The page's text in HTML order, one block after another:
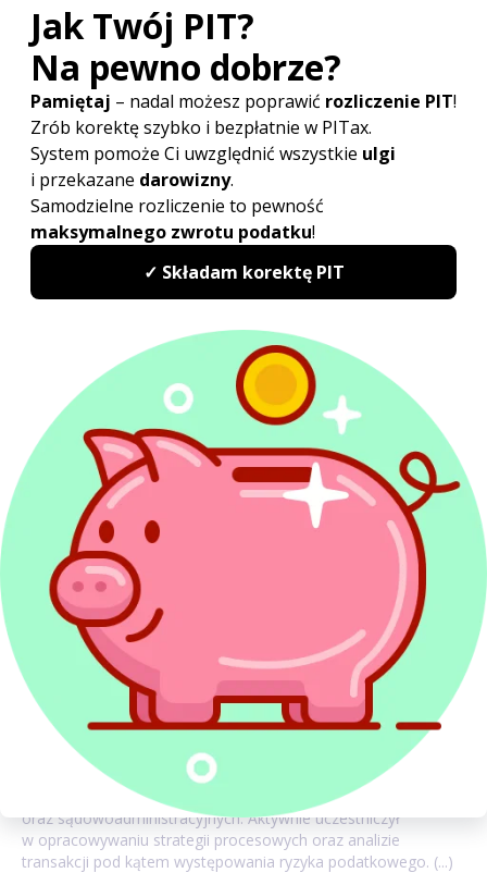
W przypadku podatnika korzystającego z ulgi dla
młodych do 26. roku życia bądź zwolnień
podmiotowych Polskiego Ładu, tj.:
Ulgi 4+ dla rodzin wielodzietnych,
Ulgi na powrót,
Ulgi dla aktywnych zawodowo seniorów,
Autorskiekoszty uzyskania przychodówmaja
zastosowanie w ograniczonym stopniu, mianowicie
w wysokości nieprzekraczającej tej części przychodów
z danego źródła, która podlega opodatkowaniu.
O Autorze: Mateusz Musiał
Specjalista ds. postępowań sądowo-administracyjnych
mateusz.musial@pitax.pl
Doświadczenie zawodowe zdobywał współpracując
z kancelariami doradztwa podatkowego oraz sprawując
samodzielną obsługę prawną podmiotów gospodarczych
i osób fizycznych. Specjalizuje się w postępowaniach
podatkowych, egzekucyjnych przed administracją skarbową
oraz sądowoadministracyjnych. Aktywnie uczestniczył
w opracowywaniu strategii procesowych oraz analizie
transakcji pod kątem występowania ryzyka podatkowego. (...)